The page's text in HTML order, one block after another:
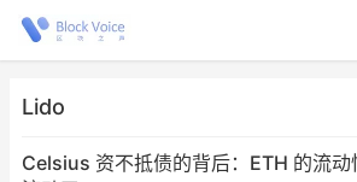
Lido
Celsius 资不抵债的背后：ETH 的流动